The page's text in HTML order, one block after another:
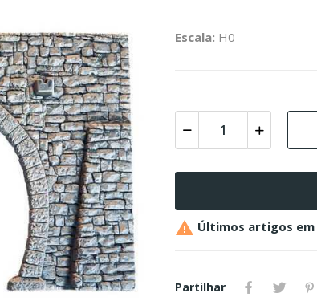
Escala: H0
 Últimos artigos
Partilhar